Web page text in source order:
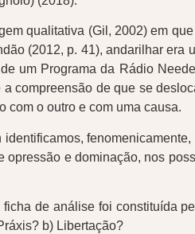
qualitativa (Gil, 2002) em
(2012, p. 41), andarilhar
de um Programa da Rádio
compreensão de que se
com o outro e com uma causa.
e dominação, nos
de análise foi constituída
b) Libertação?